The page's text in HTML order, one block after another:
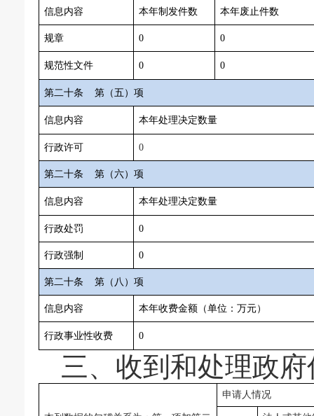
信息内容 本年制发件数 本年废止件数
规章 0 0
规范性文件 0 0
第二十条 第（五）项
信息内容 本年处理决定数量
行政许可 0
第二十条 第（六）项
信息内容 本年处理决定数量
行政处罚 0
行政强制 0
第二十条 第（八）项
信息内容 本年收费金额（单位：万元）
行政事业性收费 0
三、收到和处理政
申请人情况